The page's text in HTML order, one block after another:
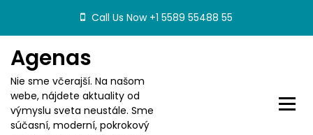
i
Call Us Now +1 5589 55488 55
Agenas
Nie sme včerajší. Na našom
webe, nájdete aktuality od
výmyslu sveta neustále. Sme
súčasní, moderní, pokrokový